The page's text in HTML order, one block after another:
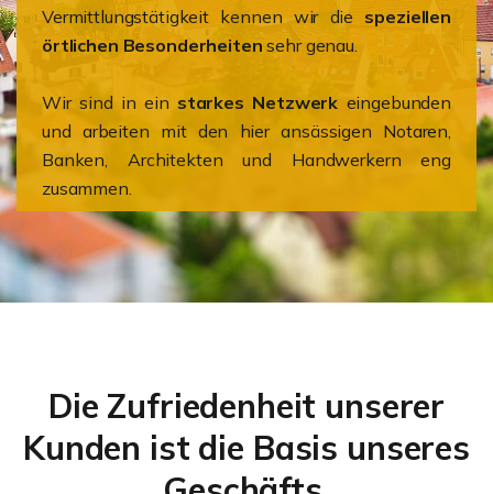
Vermittlungstätigkeit kennen wir die speziellen
örtlichen Besonderheiten sehr genau.
Wir sind in ein starkes Netzwerk eingebunden
und arbeiten mit den hier ansässigen Notaren,
Banken, Architekten und Handwerkern eng
zusammen.
Die Zufriedenheit unserer
Kunden ist die Basis unseres